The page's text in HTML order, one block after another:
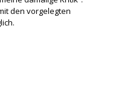
den vorgelegten